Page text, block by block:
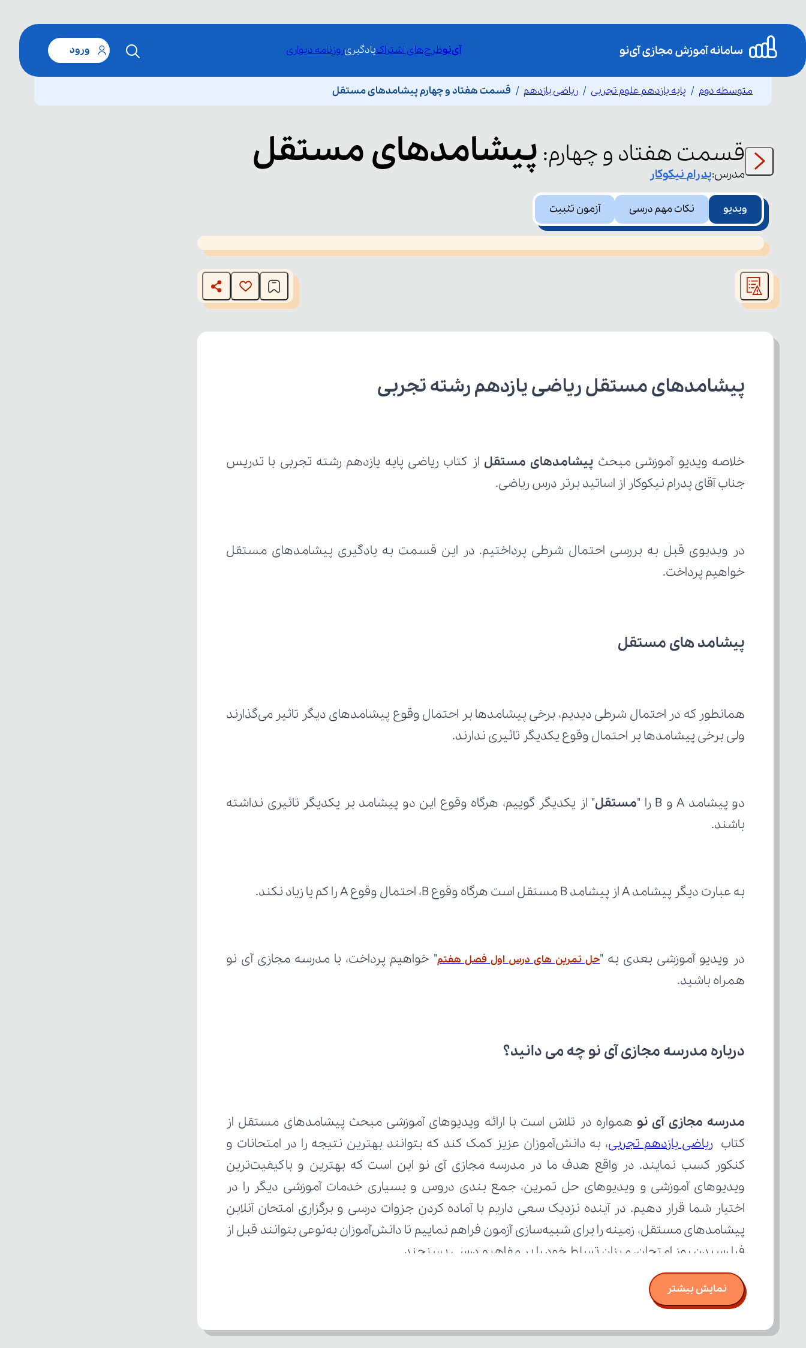
آی‌نوطرح‌های اشتراکیادگیریروزنامه دیواری ورود
متوسطه دوم پایه یازدهم علوم تجربی ریاضی یازدهم قسمت هفتاد و چهارم پیشامدهای مستقل
قسمت هفتاد و چهارم: پیشامدهای مستقل مدرس:پدرامنیکوکار
ویدیو نکات مهم درسی آزمون تثبیت
This
is
window.
پیشامدهای مستقل ریاضی یازدهم رشته تجربی
خلاصه ویدیو آموزشی مبحث پیشامدهای مستقل
جناب آقای پدرام نیکوکار از اساتید برتر درس ریاضی.
خواهیم پرداخت.
پیشامد‌ های مستقل
ولی برخی پیشامدها بر احتمال وقوع یکدیگر تاثیری ندارند.
دو پیشامد A و B را " مستقل
باشند.
به عبارت دیگر پیشامد A از پیشامد B مستقل است هرگاه وقوع B، احتمال وقوع A را کم یا زیاد نکند.
در ویدیو آموزشی بعدی به "حل تمرین های درس اول فصل هفتم
همراه باشید.
درباره مدرسه مجازی آی نو چه می‌ دانید؟
مدرسه مجازی آی نو
کتاب ریاضی یازدهم تجربی
فرا رسیدن روز امتحان، میزان تسلط خود را بر مفاهیم درسی بسنجند.
نمایش بیشتر